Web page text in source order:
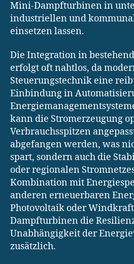
Mini-Dampfturbinen in
industriellen und
einsetzen lassen.
Die Integration in
erfolgt oft nahtlos, da
Steuerungstechnik eine
Einbindung in
kann die Stromerzeugung
Verbrauchsspitzen
abgefangen werden, was
spart, sondern auch die
oder regionalen
Kombination mit
anderen erneuerbaren
Photovoltaik oder
Dampfturbinen die
Unabhängigkeit der
zusätzlich.